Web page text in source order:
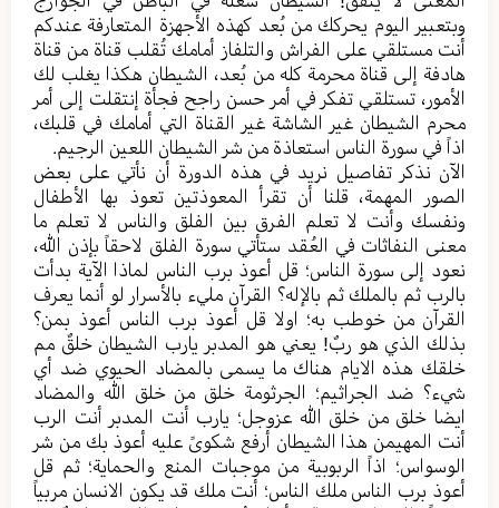
وبتعبیر الیوم یحركك من بُعد کهذه الأجهزة المتعارفة عندکم
أنت مستلقي علی الفراش والتلفاز أمامك تُقلب قناة من قناة
هادفة إلی قناة محرمة کله من بُعد، الشیطان هکذا یغلب لك
الأمور، تستلقي تفکر في أمر حسن راجح فجأة إنتقلت إلی أمر
محرم الشیطان غیر الشاشة غیر القناة التي أمامك في قلبك،
اذاً في سورة الناس استعاذة من شر الشیطان اللعین الرجیم.
الآن نذکر تفاصیل نرید في هذه الدورة أن نأتي علی بعض
الصور المهمة، قلنا أن تقرأ المعوذتین تعوذ بها الأطفال
ونفسك وأنت لا تعلم الفرق بین الفلق والناس لا تعلم ما
معنی النفاثات في العُقد ستأتي سورة الفلق لاحقاً بإذن الله،
نعود إلی سورة الناس؛ قل أعوذ برب الناس لماذا الآیة بدأت
بالرب ثم بالملك ثم بالإله؟ القرآن مليء بالأسرار لو أنما یعرف
القرآن من خوطب به؛ اولا قل أعوذ برب الناس أعوذ بمن؟
بذلك الذي هو ربٌ! یعني هو المدبر یارب الشیطان خلقٌ مم
خلقك هذه الایام هناك ما یسمی بالمضاد الحیوي ضد أي
شيء؟ ضد الجراثیم؛ الجرثومة خلق من خلق الله والمضاد
ایضا خلق من خلق الله عزوجل؛ یارب أنت المدبر أنت الرب
أنت المهیمن هذا الشیطان أرفع شکویً علیه أعوذ بك من شر
الوسواس؛ اذاً الربوبیة من موجبات المنع والحمایة؛ ثم قل
أعوذ برب الناس ملك الناس؛ أنت ملك قد یکون الانسان مربیاً